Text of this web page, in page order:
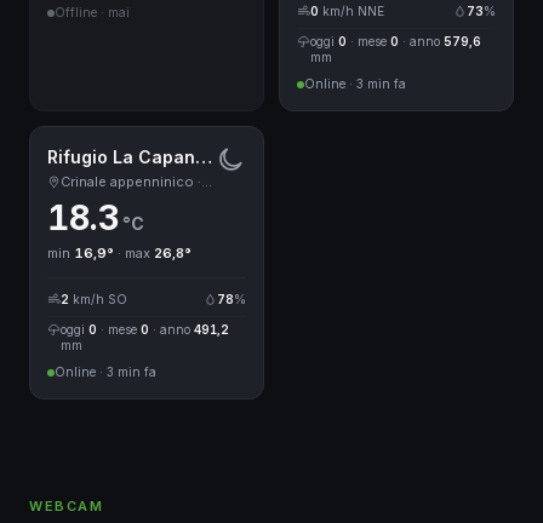
Offline · mai
0 km/h NNE 73%
oggi 0 · mese 0 · anno 579,6
mm
Online · 3 min fa
Rifugio La Capanna, Campigna
Crinale appenninico · 1499 m
18.3 °C
min 16,9° · max 26,8°
2 km/h SO 78%
oggi 0 · mese 0 · anno 491,2
mm
Online · 3 min fa
WEBCAM